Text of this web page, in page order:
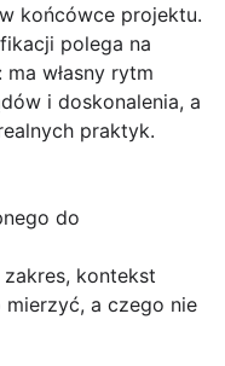
końcówce projektu.
polega na
własny rytm
i doskonalenia, a
praktyk.
do
kontekst
a czego nie